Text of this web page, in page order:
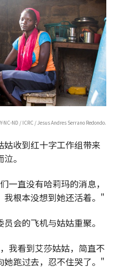
NC-ND / ICRC / Jesus Andres Serrano Redondo.
收到红十字工作组带来
。
一直没有哈莉玛的消息，
我根本没想到她还活着。"
会的飞机与姑姑重聚。
我看到艾莎姑姑，简直不
她跑过去，忍不住哭了。"